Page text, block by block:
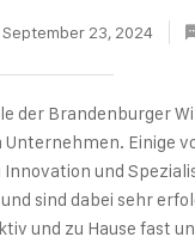
September 23, 2024
der Brandenburger
Einige
und
sind dabei sehr
und zu Hause fast